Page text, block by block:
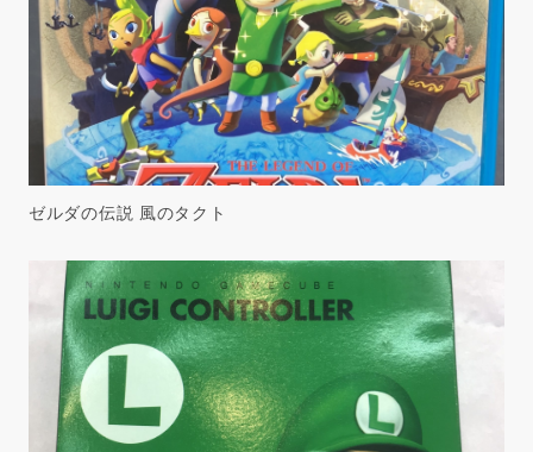
ゼルダの伝説 風のタクト